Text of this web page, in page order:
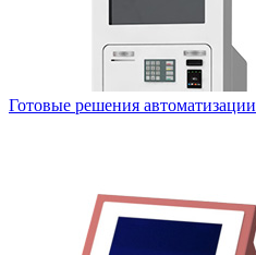
Готовые решения автоматизации